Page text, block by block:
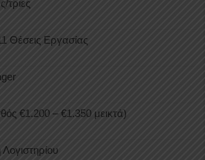
τριες
Θέσεις Εργασίας
€1.200 – €1.350 μεικτά)